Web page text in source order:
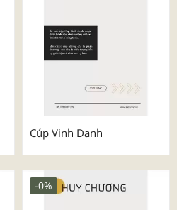
Cúp Vinh Danh
-0%